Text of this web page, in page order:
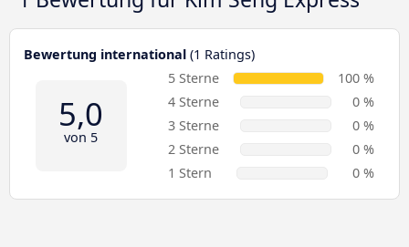
Bewertung international (1 Ratings)
5,0
von 5
5 Sterne
100 %
4 Sterne
0 %
3 Sterne
0 %
2 Sterne
0 %
1 Stern
0 %